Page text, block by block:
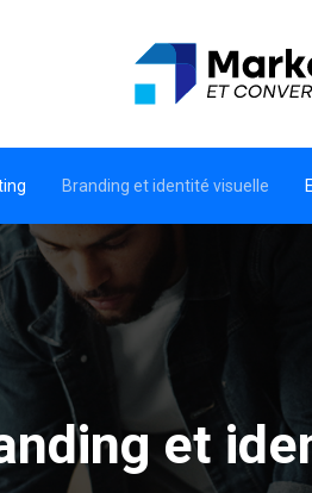
Branding et identité visuelle
et